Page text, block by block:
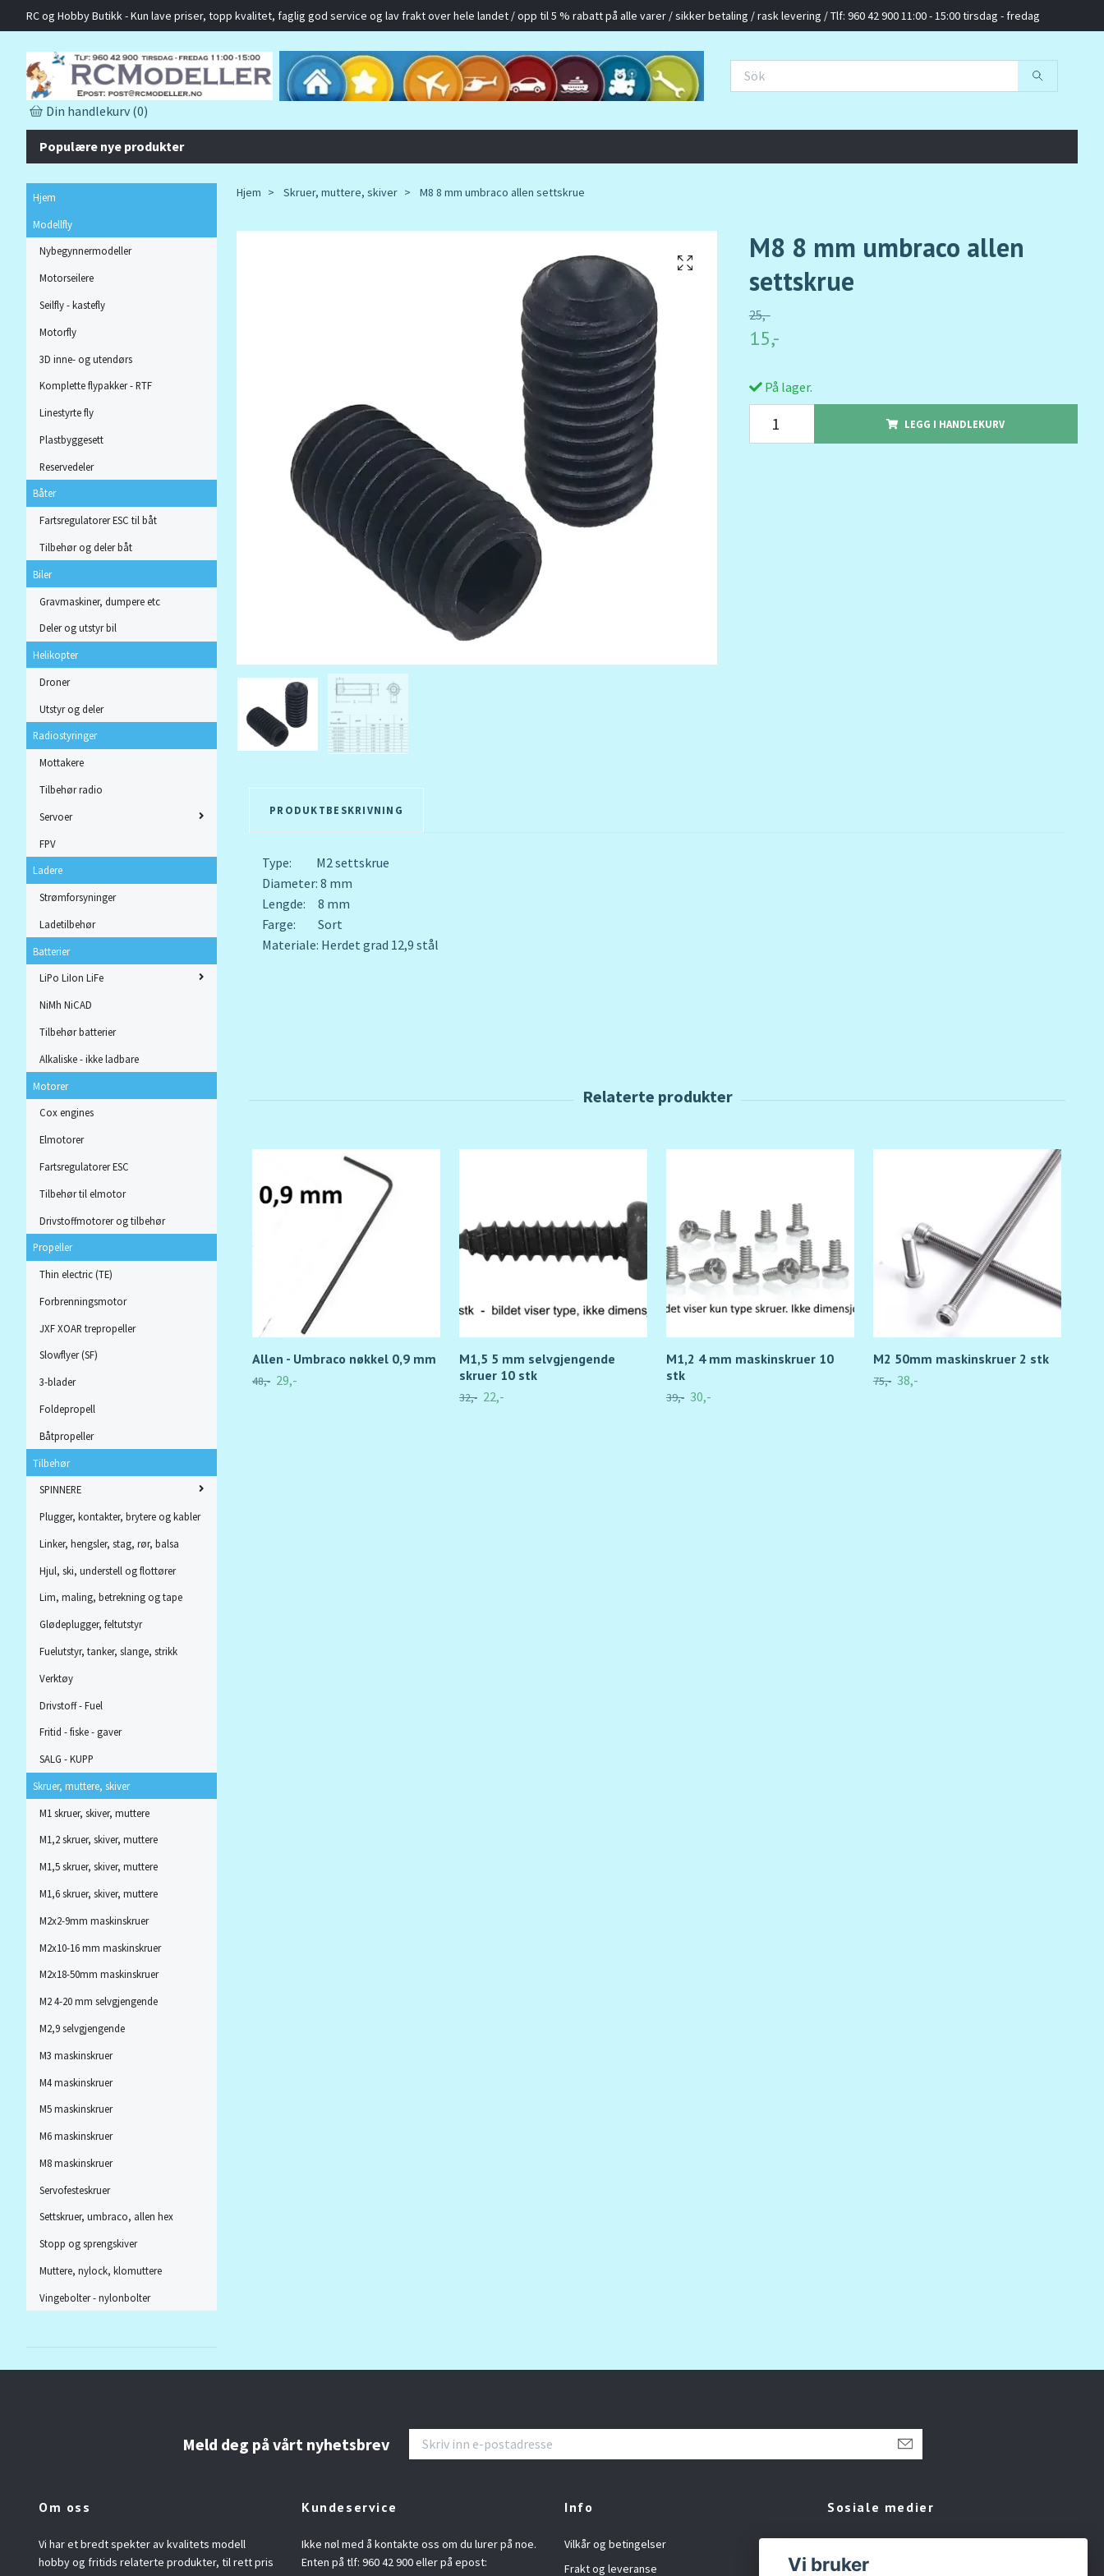
RC og Hobby Butikk - Kun lave priser, topp kvalitet, faglig god service og lav frakt over hele landet / opp til 5 % rabatt på alle varer / sikker betaling / rask levering / Tlf: 960 42 900 11:00 - 15:00 tirsdag - fredag
Din handlekurv (0)
Populære nye produkter
Hjem
Modellfly
Nybegynnermodeller
Motorseilere
Seilfly - kastefly
Motorfly
3D inne- og utendørs
Komplette flypakker - RTF
Linestyrte fly
Plastbyggesett
Reservedeler
Båter
Fartsregulatorer ESC til båt
Tilbehør og deler båt
Biler
Gravmaskiner, dumpere etc
Deler og utstyr bil
Helikopter
Droner
Utstyr og deler
Radiostyringer
Mottakere
Tilbehør radio
Servoer
FPV
Ladere
Strømforsyninger
Ladetilbehør
Batterier
LiPo LiIon LiFe
NiMh NiCAD
Tilbehør batterier
Alkaliske - ikke ladbare
Motorer
Cox engines
Elmotorer
Fartsregulatorer ESC
Tilbehør til elmotor
Drivstoffmotorer og tilbehør
Propeller
Thin electric (TE)
Forbrenningsmotor
JXF XOAR trepropeller
Slowflyer (SF)
3-blader
Foldepropell
Båtpropeller
Tilbehør
SPINNERE
Plugger, kontakter, brytere og kabler
Linker, hengsler, stag, rør, balsa
Hjul, ski, understell og flottører
Lim, maling, betrekning og tape
Glødeplugger, feltutstyr
Fuelutstyr, tanker, slange, strikk
Verktøy
Drivstoff - Fuel
Fritid - fiske - gaver
SALG - KUPP
Skruer, muttere, skiver
M1 skruer, skiver, muttere
M1,2 skruer, skiver, muttere
M1,5 skruer, skiver, muttere
M1,6 skruer, skiver, muttere
M2x2-9mm maskinskruer
M2x10-16 mm maskinskruer
M2x18-50mm maskinskruer
M2 4-20 mm selvgjengende
M2,9 selvgjengende
M3 maskinskruer
M4 maskinskruer
M5 maskinskruer
M6 maskinskruer
M8 maskinskruer
Servofesteskruer
Settskruer, umbraco, allen hex
Stopp og sprengskiver
Muttere, nylock, klomuttere
Vingebolter - nylonbolter
Hjem Skruer, muttere, skiver M8 8 mm umbraco allen settskrue
M8 8 mm umbraco allen
settskrue
25,-
15,-
På lager.
LEGG I HANDLEKURV
PRODUKTBESKRIVNING
Type: M2 settskrue
Diameter: 8 mm
Lengde: 8 mm
Farge: Sort
Materiale: Herdet grad 12,9 stål
Allen - Umbraco nøkkel 0,9 mm
48,- 29,-
M1,5 5 mm selvgjengende
skruer 10 stk
32,- 22,-
M1,2 4 mm maskinskruer 10
stk
39,- 30,-
M2 50mm maskinskruer 2 stk
75,- 38,-
Meld deg på vårt nyhetsbrev
Om oss
Vi har et bredt spekter av kvalitets modell
hobby og fritids relaterte produkter, til rett pris
Kundeservice
Ikke nøl med å kontakte oss om du lurer på noe.
Enten på tlf: 960 42 900 eller på epost:
Info
Vilkår og betingelser
Frakt og leveranse
Sosiale medier
Vi bruker